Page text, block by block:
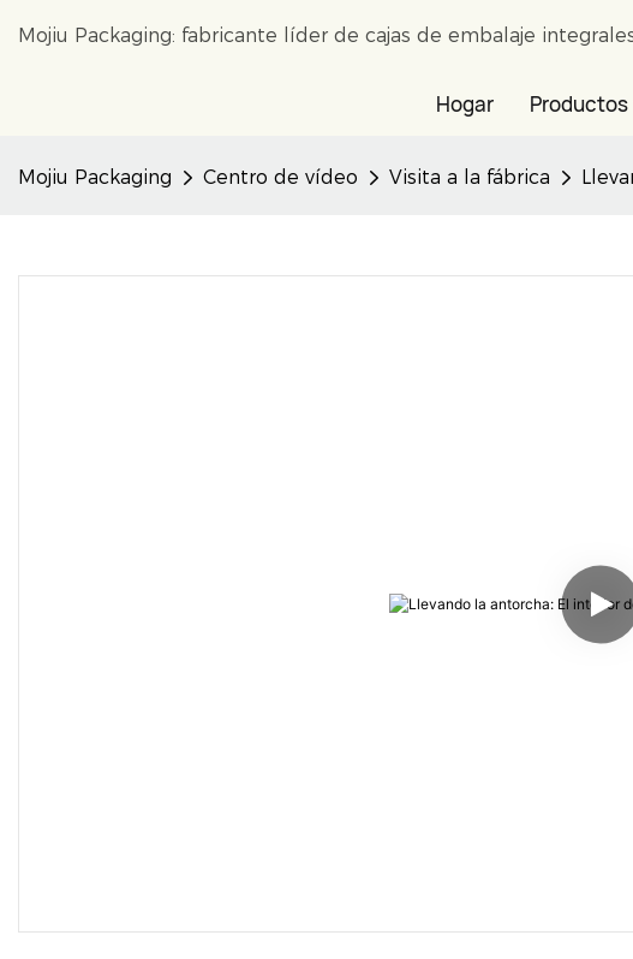
Mojiu Packaging: fabricante líder de cajas de embalaje
Hogar Productos
Mojiu Packaging Centro de vídeo Visita a la fábrica